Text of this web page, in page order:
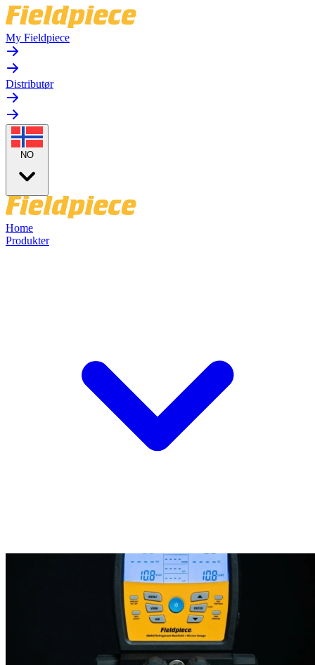
My Fieldpiece
Distributør
NO
Home
Produkter